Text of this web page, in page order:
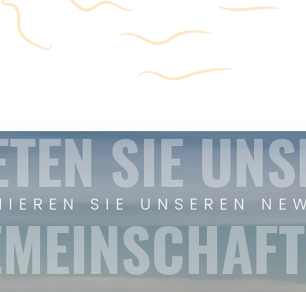
SIE UNSEREN
SIE